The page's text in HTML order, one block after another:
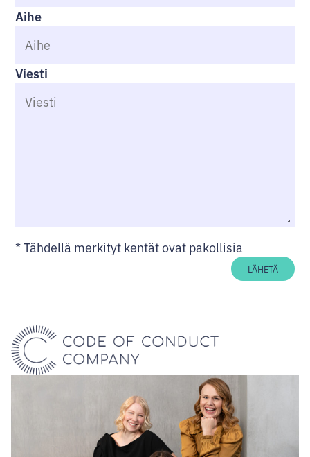
Aihe
Viesti
*Tähdellä merkityt kentät ovat pakollisia
LÄHETÄ